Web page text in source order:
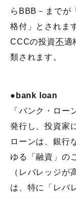
らBBB－までが
格付」とされま
CCCの投資不適
類されます。
●bank loan
「バンク・ロー
発行し、投資家
ローンは、銀行
ゆる「融資」の
（レバレッジが
は、特に「レバ